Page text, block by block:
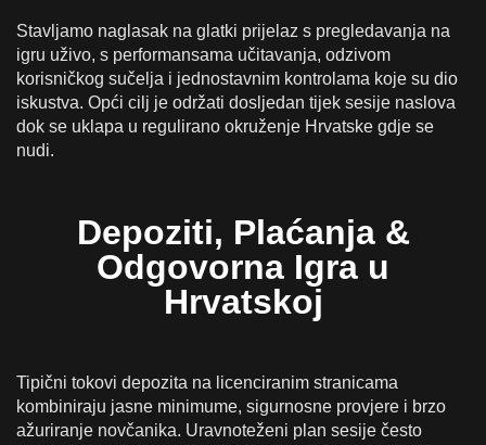
Stavljamo naglasak na glatki prijelaz s pregledavanja na
igru uživo, s performansama učitavanja, odzivom
korisničkog sučelja i jednostavnim kontrolama koje su dio
iskustva. Opći cilj je održati dosljedan tijek sesije naslova
dok se uklapa u regulirano okruženje Hrvatske gdje se
nudi.
Depoziti, Plaćanja &
Odgovorna Igra u
Hrvatskoj
Tipični tokovi depozita na licenciranim stranicama
kombiniraju jasne minimume, sigurnosne provjere i brzo
ažuriranje novčanika. Uravnoteženi plan sesije često